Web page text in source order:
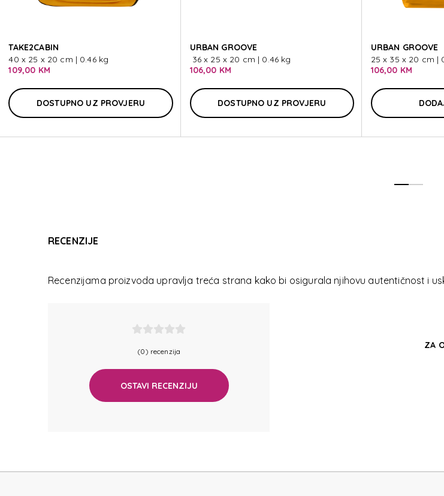
TAKE2CABIN
40 x 25 x 20 cm | 0.46 kg
109,00 KM
DOSTUPNO UZ PROVJERU
URBAN GROOVE
36 x 25 x 20 cm | 0.46 kg
106,00 KM
DOSTUPNO UZ PROVJERU
URBAN GROOVE
25 x 35 x 20 cm |
106,00 KM
RECENZIJE
Recenzijama proizvoda upravlja treća strana kako bi osigurala njihovu autentičnost i
(0) recenzija
OSTAVI RECENZIJU
ZA